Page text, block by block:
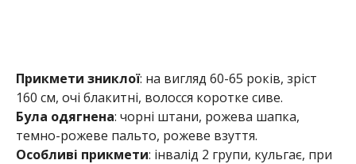
Прикмети зниклої: на вигляд 60-65 років, зріст
160 см, очі блакитні, волосся коротке сиве.
Була одягнена: чорні штани, рожева шапка,
темно-рожеве пальто, рожеве взуття.
Особливі прикмети: інвалід 2 групи, кульгає, при